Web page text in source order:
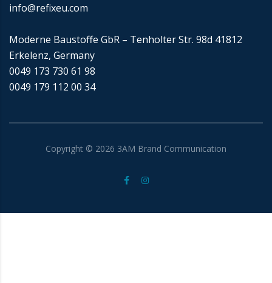
info@refixeu.com
Moderne Baustoffe GbR – Tenholter Str. 98d 41812
Erkelenz, Germany
0049 173 730 61 98
0049 179 112 00 34
Copyright © 2026 3AM Brand Communication